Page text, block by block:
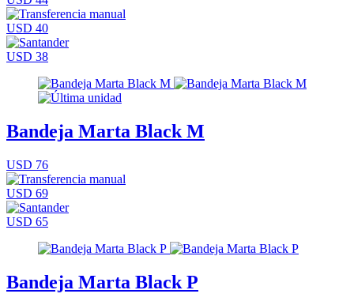
USD 40
USD 38
Bandeja Marta Black M
USD 76
USD 69
USD 65
Bandeja Marta Black P